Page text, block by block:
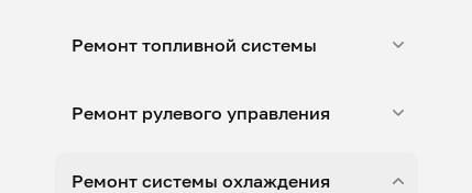
Ремонт топливной системы
Ремонт рулевого управления
Ремонт системы охлаждения